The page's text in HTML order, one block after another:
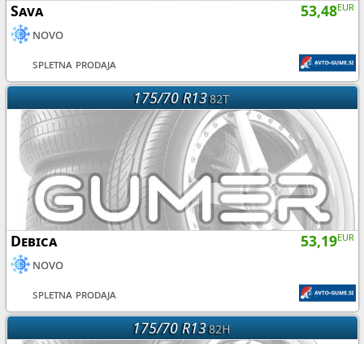
53,48EUR
Sava
novo
spletna prodaja
175/70 R1382T
53,19EUR
Debica
novo
spletna prodaja
175/70 R1382H